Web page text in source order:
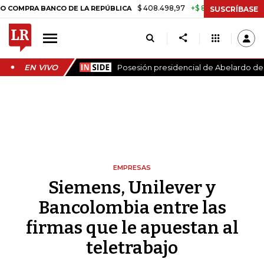
DE LA REPÚBLICA $ 408.498,97 +$ 8.753,81 +2,19% TASA
SUSCRÍBASE
EN VIVO Posesión presidencial de Abelardo de
EMPRESAS
Siemens, Unilever y
Bancolombia entre las
firmas que le apuestan al
teletrabajo